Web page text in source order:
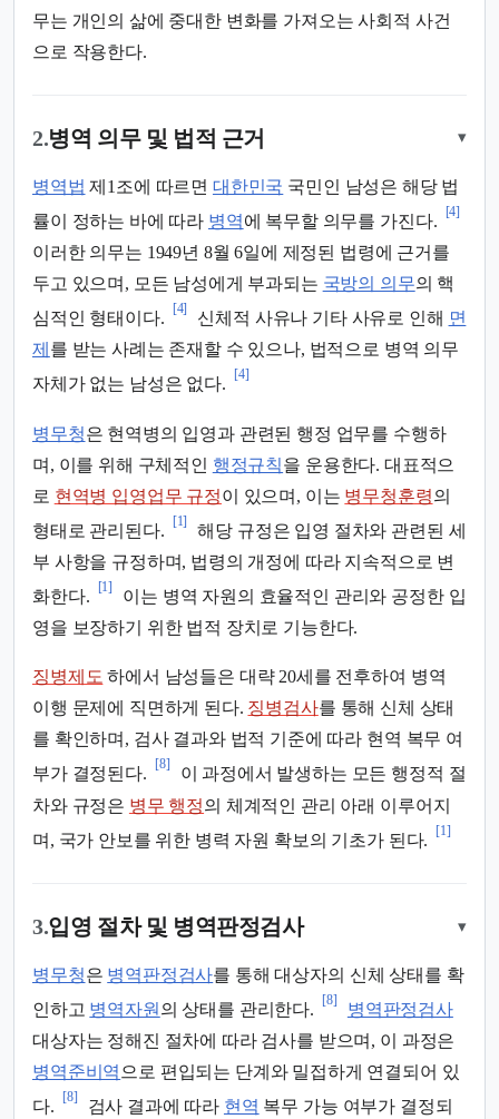
무는 개인의 삶에 중대한 변화를 가져오는 사회적 사건
으로 작용한다.
2.병역 의무 및 법적 근거 ▾
병역법 제1조에 따르면 대한민국 국민인 남성은 해당 법
률이 정하는 바에 따라 병역에 복무할 의무를 가진다.
[4]
이러한 의무는 1949년 8월 6일에 제정된 법령에 근거를
두고 있으며, 모든 남성에게 부과되는 국방의 의무의 핵
심적인 형태이다.
[4]
신체적 사유나 기타 사유로 인해 면
제 를 받는 사례는 존재할 수 있으나, 법적으로 병역 의무
자체가 없는 남성은 없다.
[4]
병무청은 현역병의 입영과 관련된 행정 업무를 수행하
며, 이를 위해 구체적인 행정규칙을 운용한다. 대표적으
로 현역병 입영업무 규정이 있으며, 이는 병무청훈령의
형태로 관리된다.
[1]
해당 규정은 입영 절차와 관련된 세
부 사항을 규정하며, 법령의 개정에 따라 지속적으로 변
화한다.
[1]
이는 병역 자원의 효율적인 관리와 공정한 입
영을 보장하기 위한 법적 장치로 기능한다.
징병제도 하에서 남성들은 대략 20세를 전후하여 병역
이행 문제에 직면하게 된다. 징병검사를 통해 신체 상태
를 확인하며, 검사 결과와 법적 기준에 따라 현역 복무 여
부가 결정된다.
[8]
이 과정에서 발생하는 모든 행정적 절
차와 규정은 병무 행정의 체계적인 관리 아래 이루어지
며, 국가 안보를 위한 병력 자원 확보의 기초가 된다.
[1]
3.입영 절차 및 병역판정검사 ▾
병무청은 병역판정검사를 통해 대상자의 신체 상태를 확
인하고 병역자원 의 상태를 관리한다.
[8]
병역판정검사
대상자는 정해진 절차에 따라 검사를 받으며, 이 과정은
병역준비역 으로 편입되는 단계와 밀접하게 연결되어 있
다.
[8]
검사 결과에 따라 현역 복무 가능 여부가 결정되